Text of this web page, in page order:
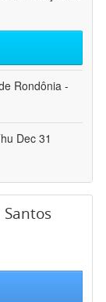
Rondônia -
Dec 31